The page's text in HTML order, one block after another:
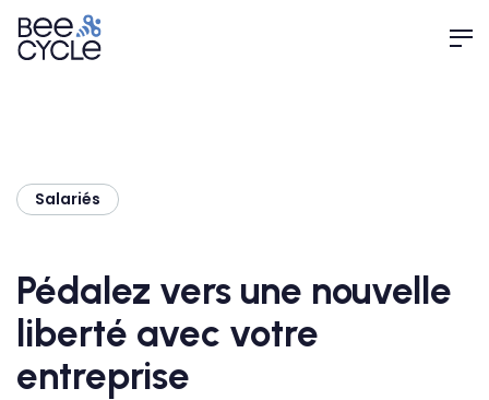
Salariés
Pédalez vers une nouvelle
liberté avec votre
entreprise